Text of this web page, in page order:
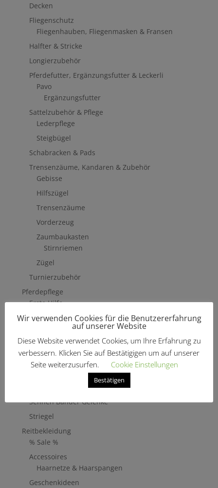
Decken
Fliegenschutz
Fliegenhauben, Fliegenmasken & Fransen
Halfter & Stricke
Longierzubehör
Pferdefutter, Ergänzungsfutter & Leckerli
Pavo
Ergänzungsfutter
Sattelzubehör & Pflege
Lederpflege
Steigbügel
Schabracken & Pads
Trensenzäume, Kandaren & Zubehör
Gebisse
Hilfszügel
Trensenzäume
Vorderzeug
Zaumbaukasten
Stirnriemen
Zügel
Turnierzubehör
Pferdepflege
Erste Hilfe
Fliegenschutzmittel
Pferdewäsche
Putzzeug & Zubehör
Bürsten & Kardätschen
Sehnen Bänder Gelenke
Striegel
Reitbekleidung
% Sale %
Accessoires
Haarnetze & Haarspangen
Geschenkideen
Wir verwenden Cookies für die Benutzererfahrung
auf unserer Website
Diese Website verwendet Cookies, um Ihre Erfahrung zu
verbessern. Klicken Sie auf Bestätigigen um auf unserer
Seite weiterzusurfen.
Cookie Einstellungen
Bestätigen